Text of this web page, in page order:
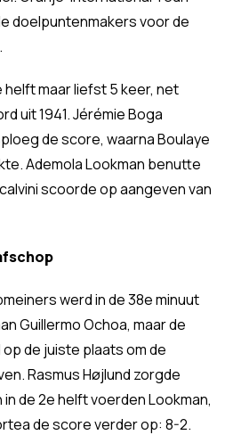
doelpuntenmakers voor de
helft maar liefst 5 keer, net
uit 1941. Jérémie Boga
de score, waarna Boulaye
Ademola Lookman benutte
scoorde op aangeven van
werd in de 38e minuut
Guillermo Ochoa, maar de
de juiste plaats om de
Rasmus Højlund zorgde
de 2e helft voerden Lookman,
de score verder op: 8-2.